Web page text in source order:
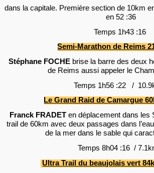
dans la capitale. Première section de 10km
en 52 :36
Temps 1h43 :16
Semi-Marathon de Reims
Stéphane FOCHE brise la barre des deux
de Reims aussi appeler le
Temps 1h56 :22 /
Le Grand Raid de Camargue
Franck FRADET en déplacement dans les
trail de 60km avec deux passages dans
de la mer dans le sable qui
Temps 8h04 :16 /
Ultra Trail du beaujolais vert